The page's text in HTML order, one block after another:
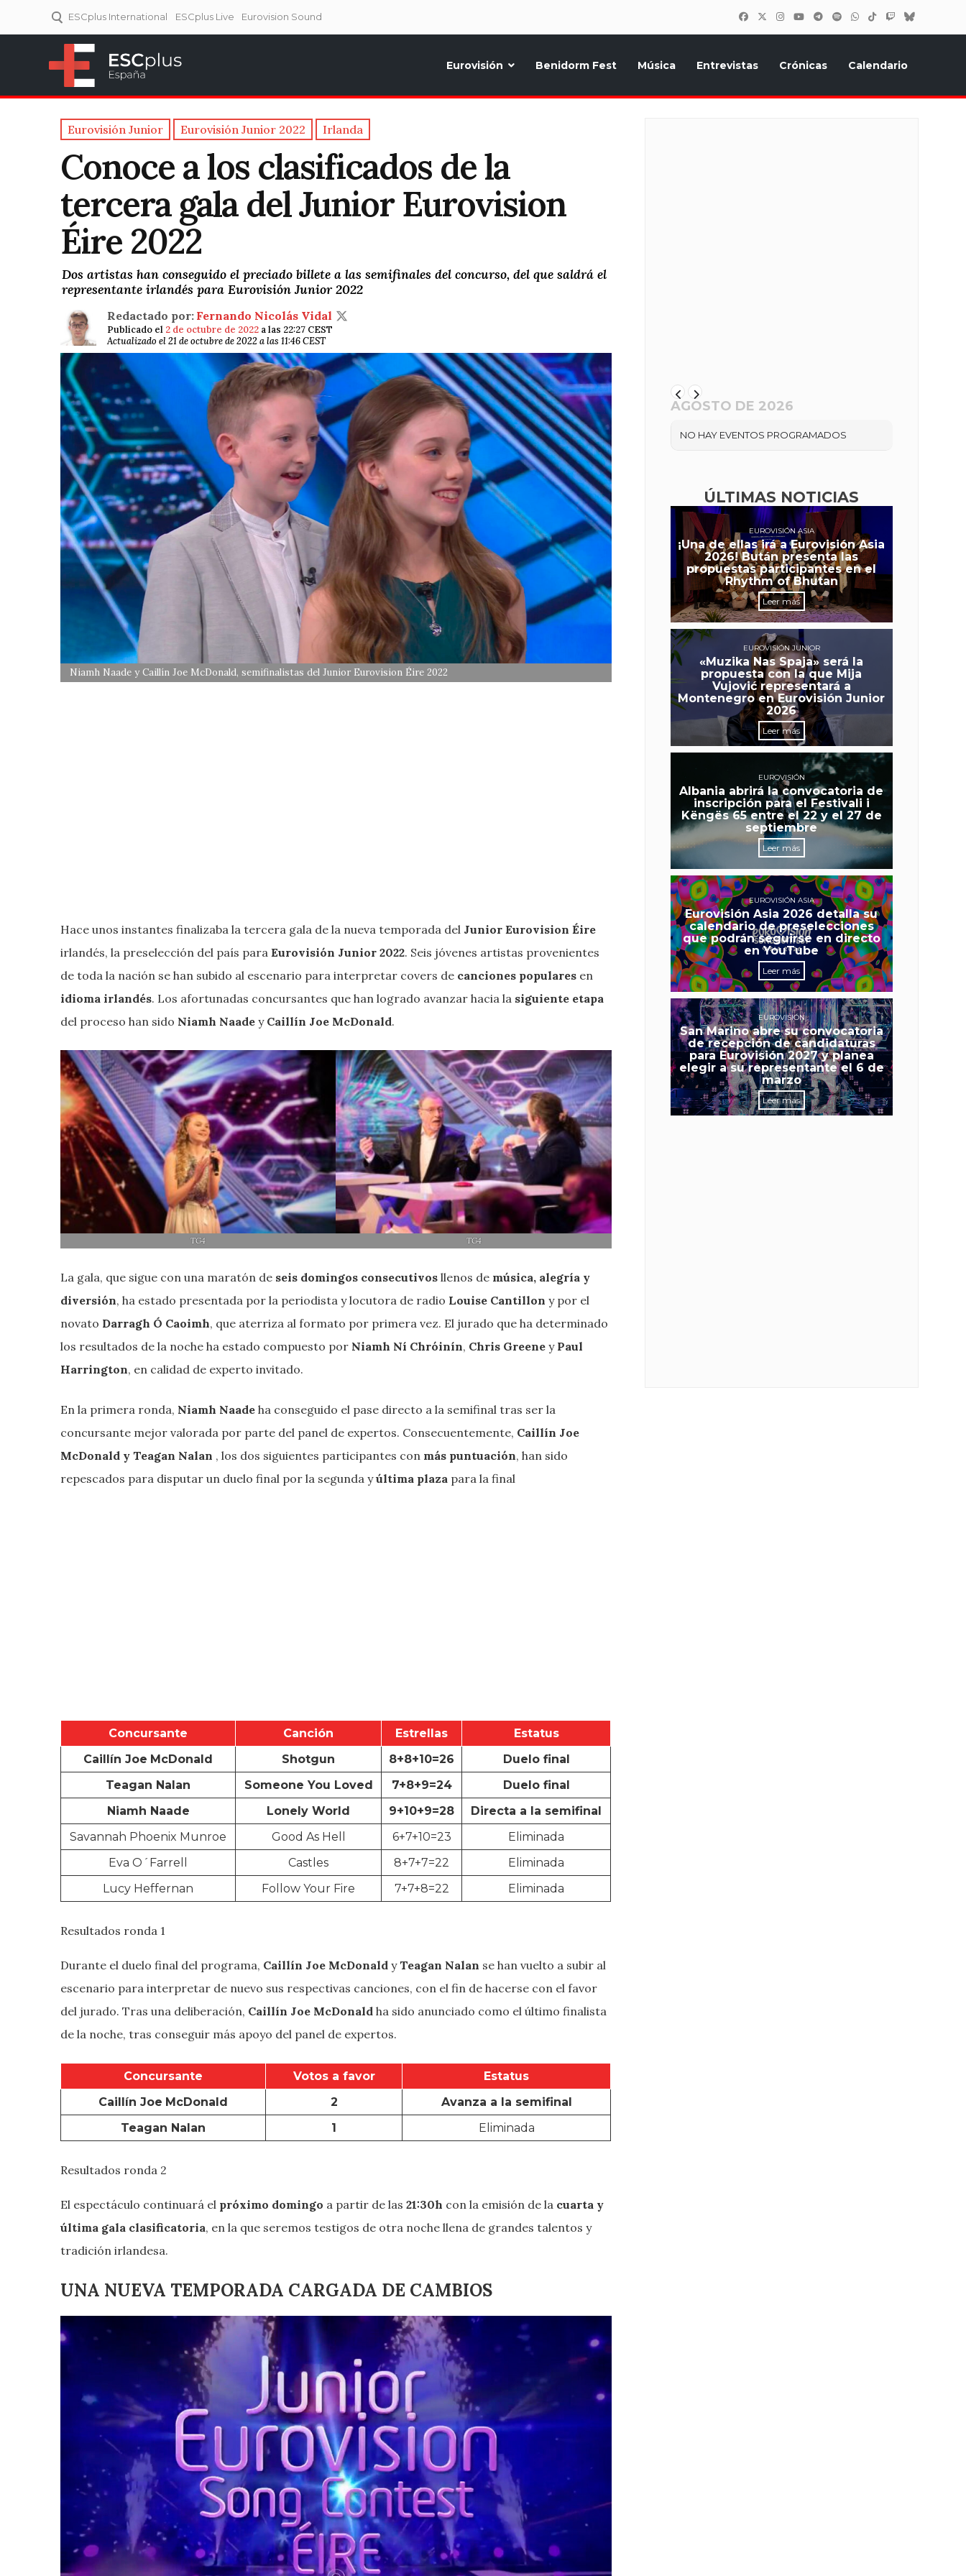
ESCplus International ESCplus Live Eurovision Sound
Eurovisión Benidorm Fest Música Entrevistas Crónicas Calendario
Eurovisión Junior Eurovisión Junior 2022 Irlanda
Conoce a los clasificados de la
tercera gala del Junior Eurovision
Éire 2022
Dos artistas han conseguido el preciado billete a las semifinales del concurso, del que saldrá el
representante irlandés para Eurovisión Junior 2022
Redactado por: Fernando Nicolás Vidal
Publicado el 2 de octubre de 2022 a las 22:27 CEST
Actualizado el 21 de octubre de 2022 a las 11:46 CEST
Niamh Naade y Caillín Joe McDonald, semifinalistas del Junior Eurovision Éire 2022
Hace unos instantes finalizaba la tercera gala de la nueva temporada del Junior Eurovision Éire
irlandés, la preselección del país para Eurovisión Junior 2022. Seis jóvenes artistas provenientes
de toda la nación se han subido al escenario para interpretar covers de canciones populares en
idioma irlandés. Los afortunadas concursantes que han logrado avanzar hacia la siguiente etapa
del proceso han sido Niamh Naade y Caillín Joe McDonald.
TG4 TG4
La gala, que sigue con una maratón de seis domingos consecutivos llenos de música, alegría y
diversión, ha estado presentada por la periodista y locutora de radio Louise Cantillon y por el
novato Darragh Ó Caoimh, que aterriza al formato por primera vez. El jurado que ha determinado
los resultados de la noche ha estado compuesto por Niamh Ní Chróinín, Chris Greene y Paul
Harrington, en calidad de experto invitado.
En la primera ronda, Niamh Naade ha conseguido el pase directo a la semifinal tras ser la
concursante mejor valorada por parte del panel de expertos. Consecuentemente, Caillín Joe
McDonald y Teagan Nalan , los dos siguientes participantes con más puntuación, han sido
repescados para disputar un duelo final por la segunda yúltima plaza para la final
Concursante Canción Estrellas
Estatus
Caillín Joe McDonald Shotgun 8+8+10=26
Duelo final
Teagan Nalan
Someone You Loved 7+8+9=24
Duelo final
Niamh Naade
Lonely World 9+10+9=28
Directa a la semifinal
Savannah Phoenix Munroe
Good As Hell 6+7+10=23
Eliminada
Eva O´Farrell
Castles 8+7+7=22
Eliminada
Lucy Heffernan
Follow Your Fire 7+7+8=22 Eliminada
Resultados ronda 1
Durante el duelo final del programa, Caillín Joe McDonald y Teagan Nalan se han vuelto a subir al
escenario para interpretar de nuevo sus respectivas canciones, con el fin de hacerse con el favor
del jurado. Tras una deliberación, Caillín Joe McDonald ha sido anunciado como el último finalista
de la noche, tras conseguir más apoyo del panel de expertos.
Concursante Votos a favor
Estatus
Caillín Joe McDonald 2
Avanza a la semifinal
Teagan Nalan
1 Eliminada
Resultados ronda 2
El espectáculo continuará el próximo domingo a partir de las 21:30h con la emisión de la cuarta y
última gala clasificatoria, en la que seremos testigos de otra noche llena de grandes talentos y
tradición irlandesa.
UNA NUEVA TEMPORADA CARGADA DE CAMBIOS
AGOSTO DE 2026
NO HAY EVENTOS PROGRAMADOS
ÚLTIMAS NOTICIAS
EUROVISIÓN ASIA
¡Una de ellas irá a Eurovisión Asia
2026! Bután presenta las
propuestas participantes en el
Rhythm of Bhutan
Leer más
EUROVISIÓN JUNIOR
«Muzika Nas Spaja» será la
propuesta con la que Mija
Vujović representará a
Montenegro en Eurovisión Junior
2026
Leer más
EUROVISIÓN
Albania abrirá la convocatoria de
inscripción para el Festivali i
Këngës 65 entre el 22 y el 27 de
septiembre
Leer más
EUROVISIÓN ASIA
Eurovisión Asia 2026 detalla su
calendario de preselecciones
que podrán seguirse en directo
en YouTube
Leer más
EUROVISIÓN
San Marino abre su convocatoria
de recepción de candidaturas
para Eurovisión 2027 y planea
elegir a su representante el 6 de
marzo
Leer más